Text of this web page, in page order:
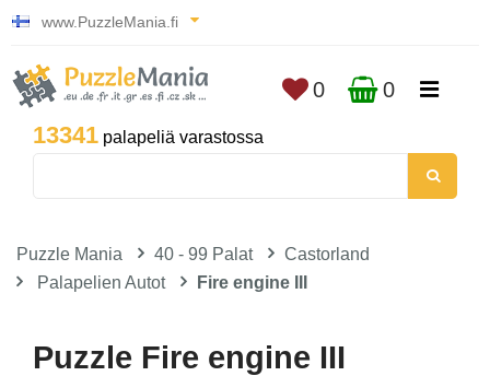
www.PuzzleMania.fi
13341 palapeliä varastossa
0 0
Puzzle Mania 40 - 99 Palat
Castorland
Palapelien Autot
Fire engine III
Puzzle Fire engine III